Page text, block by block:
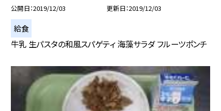
公開日 2019/12/03 更新日 2019/12/03
給食
牛乳 生パスタの和風スパゲティ 海藻サラダ フルーツポンチ